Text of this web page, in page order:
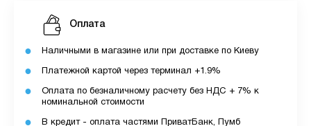
Оплата
Наличными в магазине или при доставке по Киеву
Платежной картой через терминал +1.9%
Оплата по безналичному расчету без НДС + 7% к
номинальной стоимости
В кредит - оплата частями ПриватБанк, Пумб